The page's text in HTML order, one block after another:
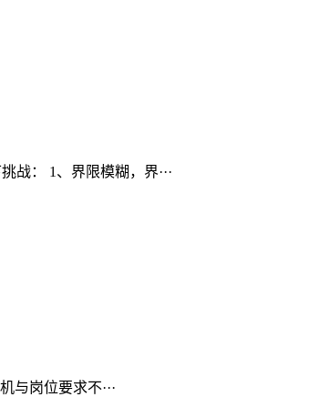
： 1、界限模糊，界···
岗位要求不···